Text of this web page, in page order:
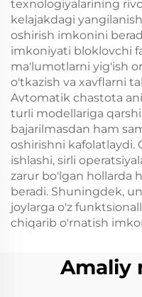
texnologiyalarining
kelajakdagi
oshirish imkonini
imkoniyati bloklovchi
ma'lumotlarni yig'ish
o'tkazish va xavflarni
Avtomatik chastota
turli modellariga
bajarilmasdan ham
oshirishni kafolatlaydi.
ishlashi, sirli
zarur bo'lgan hollarda
beradi. Shuningdek,
joylarga o'z
chiqarib o'rnatish
Amaliy